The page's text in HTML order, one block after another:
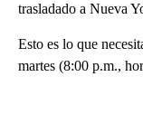
trasladado a Nueva
Esto es lo que
martes (8:00 p.m.,